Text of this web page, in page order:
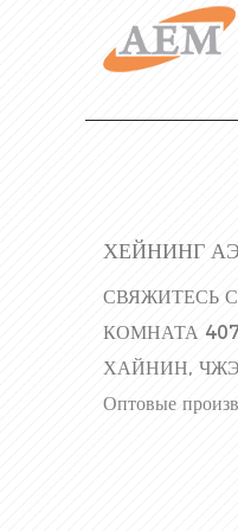
ХЕЙНИНГ
СВЯЖИТЕСЬ
КОМНАТА
ХАЙНИН,
Оптовые